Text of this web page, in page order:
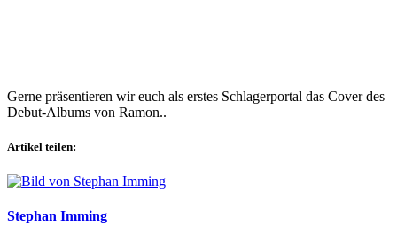
Gerne präsentieren wir euch als erstes Schlagerportal das Cover des
Debut-Albums von Ramon..
Artikel teilen:
Stephan Imming